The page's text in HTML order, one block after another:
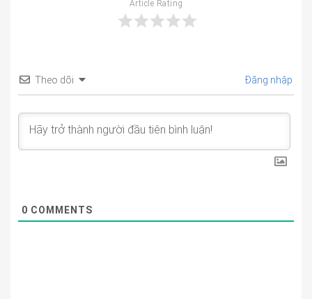
Article Rating
Theo dõi Đăng nhập
0 COMMENTS